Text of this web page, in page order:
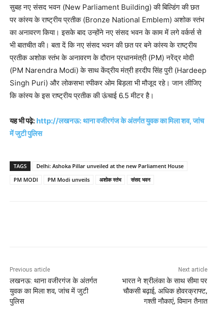
सुबह नए संसद भवन (New Parliament Building) की बिल्डिंग की छत
पर कांस्य के राष्ट्रीय प्रतीक (Bronze National Emblem) अशोक स्तंभ
का अनावरण किया। इसके बाद उन्होंने नए संसद भवन के काम में लगे वर्कर्स से
भी बातचीत की। बता दें कि नए संसद भवन की छत पर बने कांस्य के राष्ट्रीय
प्रतीक अशोक स्तंभ के अनावरण के दौरान प्रधानमंत्री (PM) नरेंद्र मोदी
(PM Narendra Modi) के साथ केंद्रीय मंत्री हरदीप सिंह पुरी (Hardeep
Singh Puri) और लोकसभा स्पीकर ओम बिड़ला भी मौजूद रहे। जान लीजिए
कि कांस्य के इस राष्ट्रीय प्रतीक की ऊंचाई 6.5 मीटर है।
यह भी पढ़े: http://लखनऊ: थाना वजीरगंज के अंतर्गत युवक का मिला शव, जांच
में जुटी पुलिस
TAGS
Delhi: Ashoka Pillar unveiled at the new Parliament House
PM MODI
PM Modi unveils अशोक स्तंभ संसद भवन
Previous article
लखनऊ: थाना वजीरगंज के अंतर्गत
युवक का मिला शव, जांच में जुटी
पुलिस
Next article
भारत ने श्रीलंका के साथ सीमा पर
चौकसी बढ़ाई, अधिक होवरक्राफ्ट,
गश्ती नौकाएं, विमान तैनात